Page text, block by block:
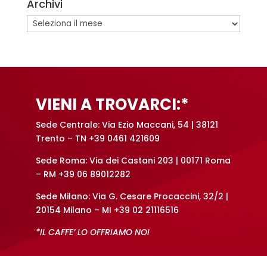
r
n
a
Archivi
Archivi
VIENI A TROVARCI:*
Sede Centrale: Via Ezio Maccani, 54 | 38121
Trento – TN +39 0461 421609
Sede Roma: Via dei Castani 203 | 00171 Roma
– RM +39 06 89012282
Sede Milano: Via G. Cesare Procaccini, 32/2 |
20154 Milano – MI +39 02 21116516
*IL CAFFE’ LO OFFRIAMO NOI